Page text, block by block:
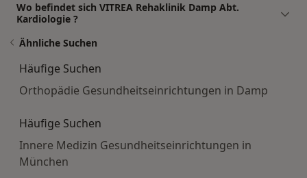
Wo befindet sich VITREA Rehaklinik Damp Abt.
Kardiologie ?
Ähnliche Suchen
Häufige Suchen
Orthopädie Gesundheitseinrichtungen in Damp
Häufige Suchen
Innere Medizin Gesundheitseinrichtungen in
München